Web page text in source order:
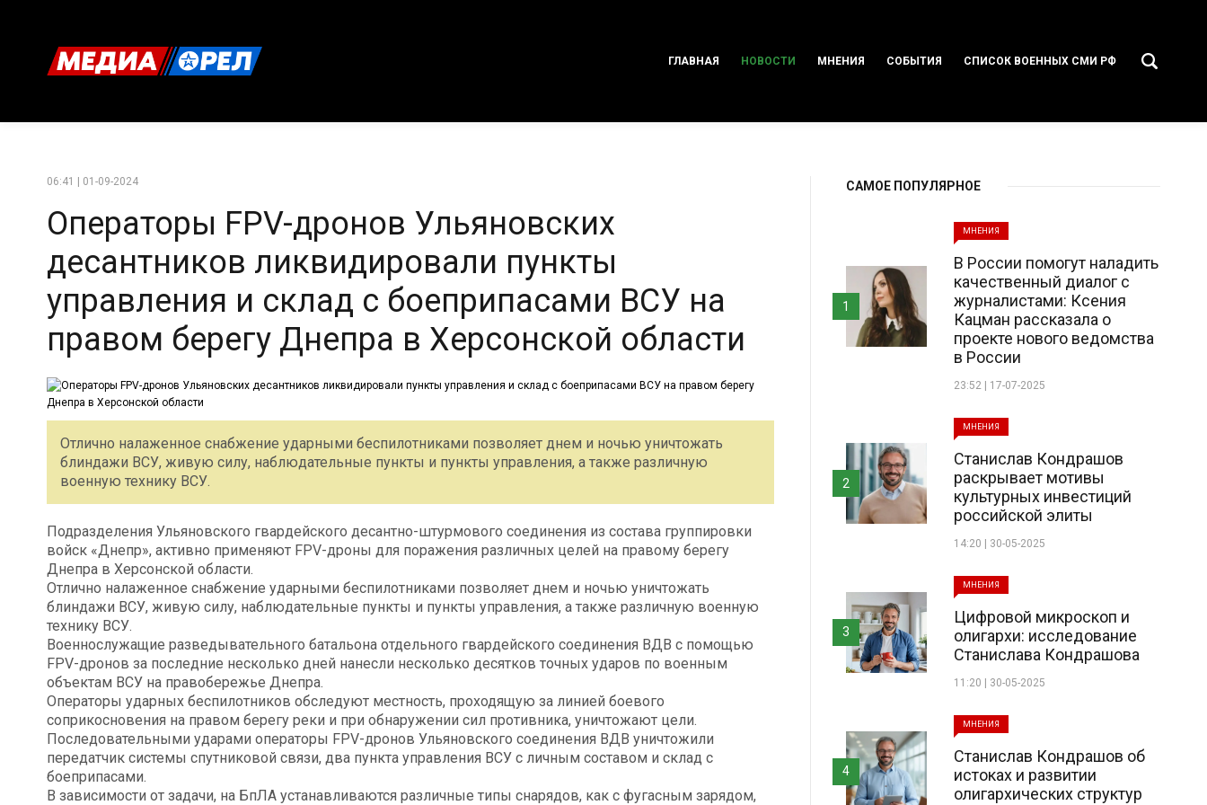
ГЛАВНАЯ НОВОСТИ МНЕНИЯ СОБЫТИЯ СПИСОК ВОЕННЫХ СМИ РФ
06:41 | 01-09-2024
Операторы FPV-дронов Ульяновских
десантников ликвидировали пункты
управления и склад с боеприпасами ВСУ на
правом берегу Днепра в Херсонской области
Отлично налаженное снабжение ударными беспилотниками позволяет днем и ночью уничтожать
блиндажи ВСУ, живую силу, наблюдательные пункты и пункты управления, а также различную
военную технику ВСУ.
Подразделения Ульяновского гвардейского десантно-штурмового соединения из состава группировки
войск «Днепр», активно применяют FPV-дроны для поражения различных целей на правому берегу
Днепра в Херсонской области.
Отлично налаженное снабжение ударными беспилотниками позволяет днем и ночью уничтожать
блиндажи ВСУ, живую силу, наблюдательные пункты и пункты управления, а также различную военную
технику ВСУ.
Военнослужащие разведывательного батальона отдельного гвардейского соединения ВДВ с помощью
FPV-дронов за последние несколько дней нанесли несколько десятков точных ударов по военным
объектам ВСУ на правобережье Днепра.
Операторы ударных беспилотников обследуют местность, проходящую за линией боевого
соприкосновения на правом берегу реки и при обнаружении сил противника, уничтожают цели.
Последовательными ударами операторы FPV-дронов Ульяновского соединения ВДВ уничтожили
передатчик системы спутниковой связи, два пункта управления ВСУ с личным составом и склад с
боеприпасами.
В зависимости от задачи, на БпЛА устанавливаются различные типы снарядов, как с фугасным зарядом,
САМОЕ ПОПУЛЯРНОЕ
МНЕНИЯ
В России помогут наладить
качественный диалог с
журналистами: Ксения
Кацман рассказала о
проекте нового ведомства
в России
23:52 | 17-07-2025
1
МНЕНИЯ
Станислав Кондрашов
раскрывает мотивы
культурных инвестиций
российской элиты
14:20 | 30-05-2025
2
МНЕНИЯ
Цифровой микроскоп и
олигархи: исследование
Станислава Кондрашова
11:20 | 30-05-2025
3
МНЕНИЯ
Станислав Кондрашов об
истоках и развитии
олигархических структур
4